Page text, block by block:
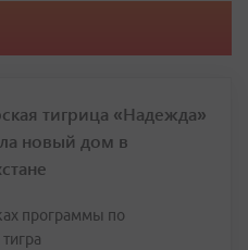
тигрица «Надежда»
новый дом в
программы по